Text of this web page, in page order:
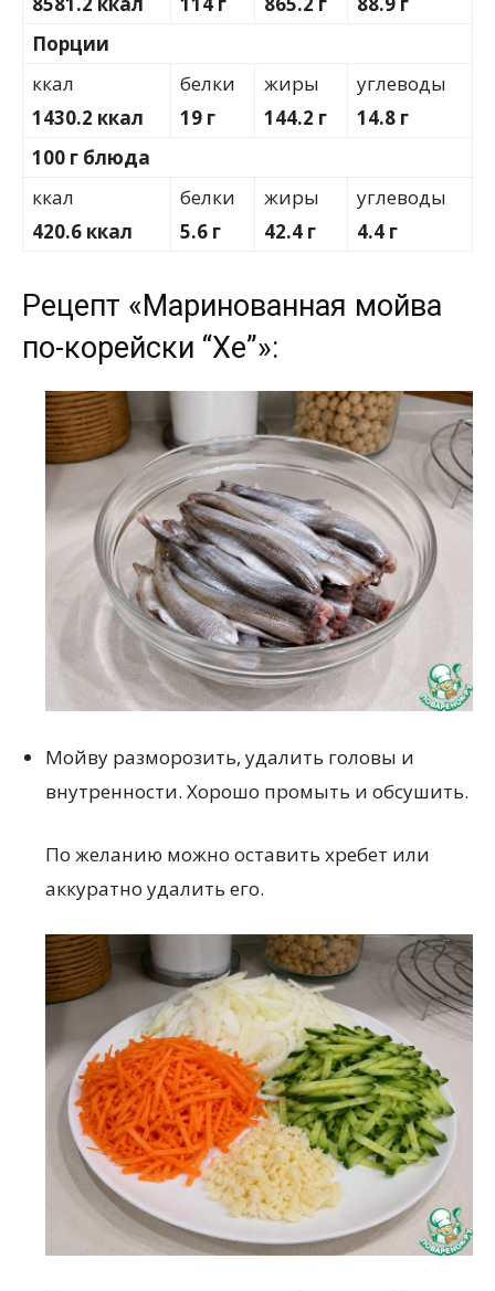
Порции
ккал
1430.2 ккал
белки
19 г
жиры
144.2 г
углеводы
14.8 г
100 г блюда
ккал
420.6 ккал
белки
5.6 г
жиры
42.4 г
углеводы
4.4 г
Рецепт «Маринованная мойва
по-корейски “Хе”»:
Мойву разморозить, удалить головы и
внутренности. Хорошо промыть и обсушить.
По желанию можно оставить хребет или
аккуратно удалить его.